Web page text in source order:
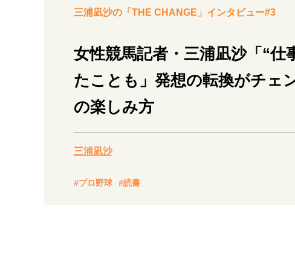
40代か
社会・カルチャー・マネー 地域と
三浦凪沙の「THE CHANGE」インタビュー#3
女性競馬記者・三浦凪沙「“
たことも」発想の転換がチェ
の楽しみ方
三浦凪沙
#プロ野球 #読書